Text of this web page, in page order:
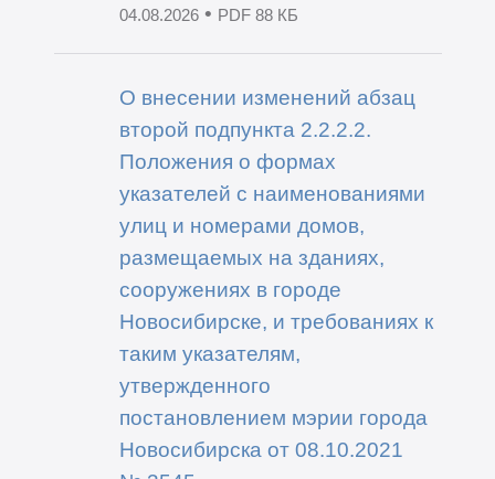
04.08.2026• PDF 88 КБ
О внесении изменений абзац
второй подпункта 2.2.2.2.
Положения о формах
указателей с наименованиями
улиц и номерами домов,
размещаемых на зданиях,
сооружениях в городе
Новосибирске, и требованиях к
таким указателям,
утвержденного
постановлением мэрии города
Новосибирска от 08.10.2021